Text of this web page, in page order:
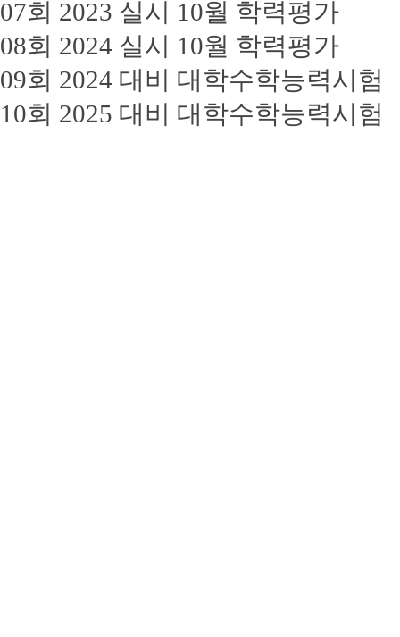
07회 2023 실시 10월 학력평가
08회 2024 실시 10월 학력평가
09회 2024 대비 대학수학능력시험
10회 2025 대비 대학수학능력시험